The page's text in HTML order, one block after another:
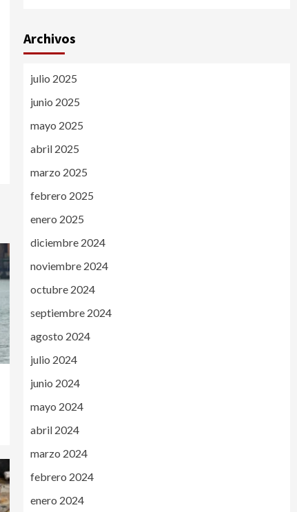
Archivos
julio 2025
junio 2025
mayo 2025
abril 2025
marzo 2025
febrero 2025
enero 2025
diciembre 2024
noviembre 2024
octubre 2024
septiembre 2024
agosto 2024
julio 2024
junio 2024
mayo 2024
abril 2024
marzo 2024
febrero 2024
enero 2024